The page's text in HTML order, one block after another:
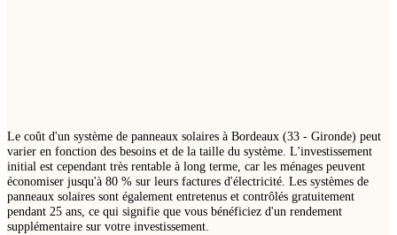
Le coût d'un système de panneaux solaires à Bordeaux (33 - Gironde) peut
varier en fonction des besoins et de la taille du système. L'investissement
initial est cependant très rentable à long terme, car les ménages peuvent
économiser jusqu'à 80 % sur leurs factures d'électricité. Les systèmes de
panneaux solaires sont également entretenus et contrôlés gratuitement
pendant 25 ans, ce qui signifie que vous bénéficiez d'un rendement
supplémentaire sur votre investissement.